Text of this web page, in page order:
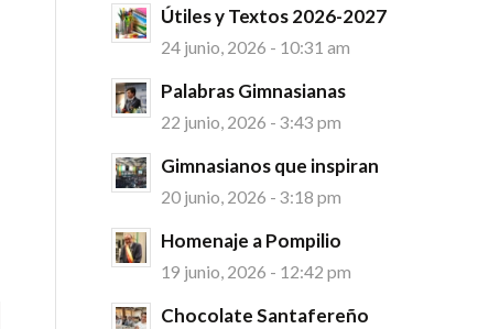
Útiles y Textos 2026-2027
24 junio, 2026 - 10:31 am
Palabras Gimnasianas
22 junio, 2026 - 3:43 pm
Gimnasianos que inspiran
20 junio, 2026 - 3:18 pm
Homenaje a Pompilio
19 junio, 2026 - 12:42 pm
Chocolate Santafereño